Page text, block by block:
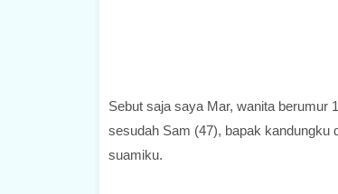
Sebut saja saya Mar, wanita berumur
sesudah Sam (47), bapak kandungku
suamiku.